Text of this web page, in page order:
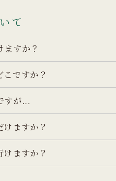
て
ますか？
ですか？
すが...
ますか？
ますか？